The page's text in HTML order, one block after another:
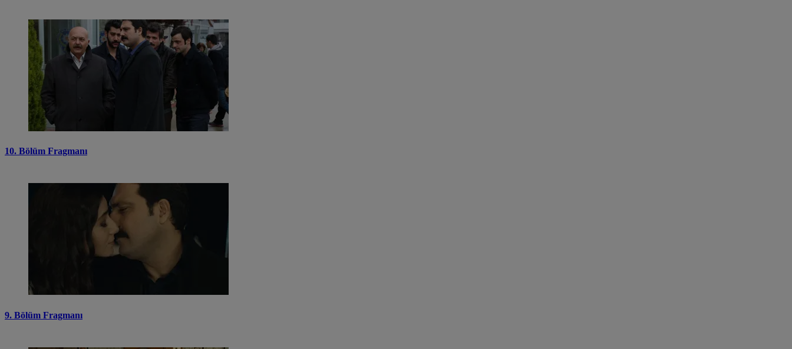
10. Bölüm Fragmanı
9. Bölüm Fragmanı